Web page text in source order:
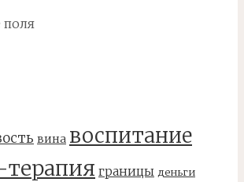
поля
вина воспитание
границы деньги